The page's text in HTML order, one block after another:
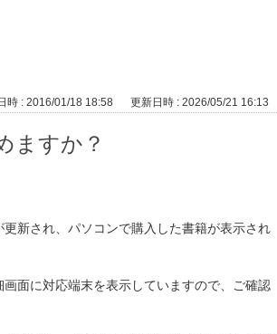
時 : 2016/01/18 18:58 更新日時 : 2026/05/21 16:13
ますか？
新され、パソコンで購入した書籍が表示され
面に対応端末を表示していますので、ご確認